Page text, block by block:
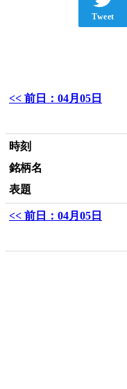
Tweet
<< 前日：04月05日
時刻
銘柄名
表題
<< 前日：04月05日